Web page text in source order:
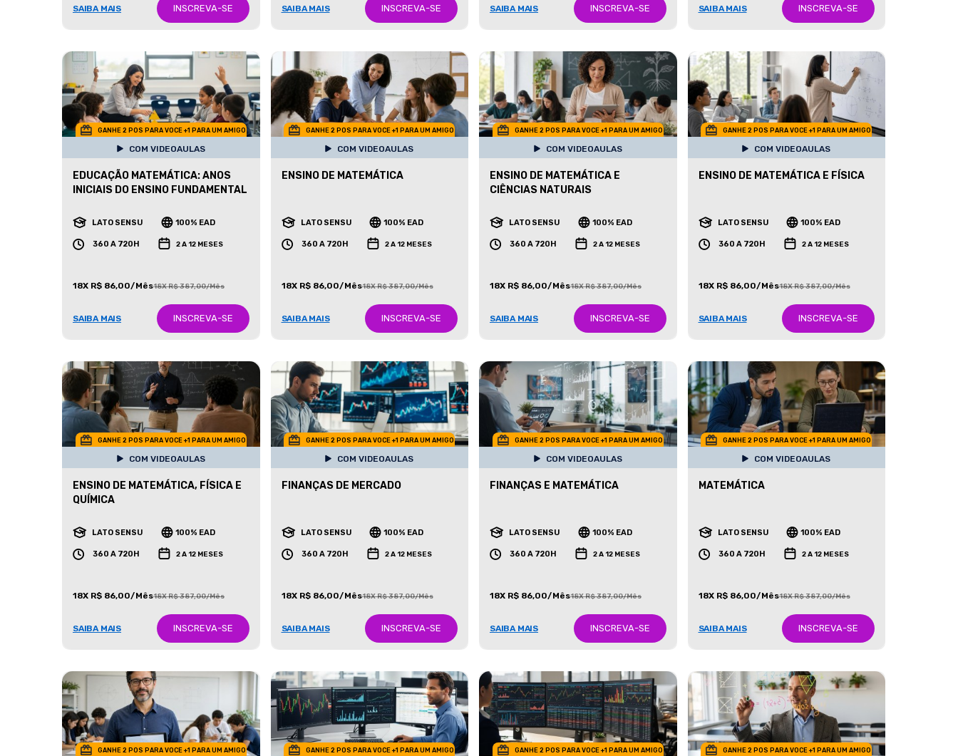
SAIBA MAIS INSCREVA-SE SAIBA MAIS INSCREVA-SE SAIBA MAIS INSCREVA-SE SAIBA MAIS INSCREVA-SE
GANHE 2 POS PARA VOCE +1 PARA UM AMIGO
COM VIDEOAULAS
EDUCAÇÃO MATEMÁTICA: ANOS
INICIAIS DO ENSINO FUNDAMENTAL
LATO SENSU 100% EAD
360 A 720H 2 A 12 MESES
18X R$ 86,00/Mês18X R$ 387,00/Mês
SAIBA MAIS INSCREVA-SE
GANHE 2 POS PARA VOCE +1 PARA UM AMIGO
COM VIDEOAULAS
ENSINO DE MATEMÁTICA
LATO SENSU 100% EAD
360 A 720H 2 A 12 MESES
18X R$ 86,00/Mês18X R$ 387,00/Mês
SAIBA MAIS INSCREVA-SE
GANHE 2 POS PARA VOCE +1 PARA UM AMIGO
COM VIDEOAULAS
ENSINO DE MATEMÁTICA E
CIÊNCIAS NATURAIS
LATO SENSU 100% EAD
360 A 720H 2 A 12 MESES
18X R$ 86,00/Mês18X R$ 387,00/Mês
SAIBA MAIS INSCREVA-SE
GANHE 2 POS PARA VOCE +1 PARA UM AMIGO
COM VIDEOAULAS
ENSINO DE MATEMÁTICA E FÍSICA
LATO SENSU 100% EAD
360 A 720H 2 A 12 MESES
18X R$ 86,00/Mês18X R$ 387,00/Mês
SAIBA MAIS INSCREVA-SE
GANHE 2 POS PARA VOCE +1 PARA UM AMIGO
COM VIDEOAULAS
ENSINO DE MATEMÁTICA, FÍSICA E
QUÍMICA
LATO SENSU 100% EAD
360 A 720H 2 A 12 MESES
18X R$ 86,00/Mês18X R$ 387,00/Mês
SAIBA MAIS INSCREVA-SE
GANHE 2 POS PARA VOCE +1 PARA UM AMIGO
COM VIDEOAULAS
FINANÇAS DE MERCADO
LATO SENSU 100% EAD
360 A 720H 2 A 12 MESES
18X R$ 86,00/Mês18X R$ 387,00/Mês
SAIBA MAIS INSCREVA-SE
GANHE 2 POS PARA VOCE +1 PARA UM AMIGO
COM VIDEOAULAS
FINANÇAS E MATEMÁTICA
LATO SENSU 100% EAD
360 A 720H 2 A 12 MESES
18X R$ 86,00/Mês18X R$ 387,00/Mês
SAIBA MAIS INSCREVA-SE
GANHE 2 POS PARA VOCE +1 PARA UM AMIGO
COM VIDEOAULAS
MATEMÁTICA
LATO SENSU 100% EAD
360 A 720H 2 A 12 MESES
18X R$ 86,00/Mês18X R$ 387,00/Mês
SAIBA MAIS INSCREVA-SE
GANHE 2 POS PARA VOCE +1 PARA UM AMIGO GANHE 2 POS PARA VOCE +1 PARA UM AMIGO GANHE 2 POS PARA VOCE +1 PARA UM AMIGO GANHE 2 POS PARA VOCE +1 PARA UM AMIGO